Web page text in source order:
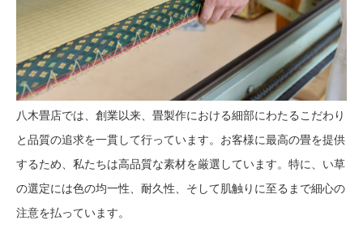
八木畳店では、創業以来、畳製作における細部にわたるこだわり
と品質の追求を一貫して行っています。お客様に最高の畳を提供
するため、私たちは高品質な素材を厳選しています。特に、い草
の選定には色の均一性、耐久性、そして肌触りに至るまで細心の
注意を払っています。